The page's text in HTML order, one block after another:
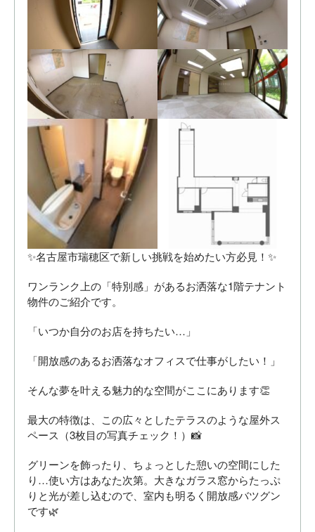
✨名古屋市瑞穂区で新しい挑戦を始めたい方必見！✨
ワンランク上の「特別感」があるお洒落な1階テナント
物件のご紹介です。
「いつか自分のお店を持ちたい…」
「開放感のあるお洒落なオフィスで仕事がしたい！」
そんな夢を叶える魅力的な空間がここにあります👏
最大の特徴は、この広々としたテラスのような屋外ス
ペース（3枚目の写真チェック！）📸
グリーンを飾ったり、ちょっとした憩いの空間にした
り…使い方はあなた次第。大きなガラス窓からたっぷ
りと光が差し込むので、室内も明るく開放感バツグン
です🌿